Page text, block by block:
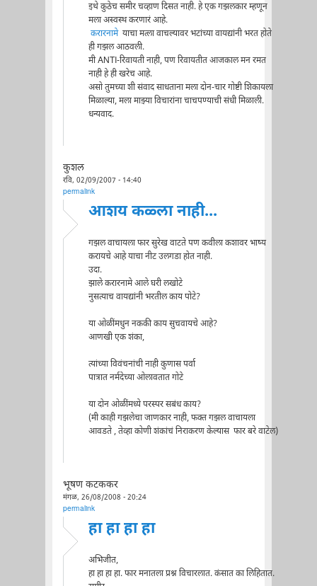
इथे कुठेच समीर चव्हाण दिसत नाही. हे एक गझलकार म्हणून
मला अस्वस्थ करणारं आहे.
करारनामेयाचा मत्ला वाचल्यावर भटांच्या वायद्यांनी भरत होते
ही गझल आठवली.
मी ANTI-रिवायती नाही, पण रिवायतीत आजकाल मन रमत
नाही हे ही खरेच आहे.
असो तुमच्या शी संवाद साधताना मला दोन-चार गोष्टी शिकायला
मिळाल्या, मला माझ्या विचारांना चाचपण्याची संधी मिळाली.
धन्यवाद.
कुशल
रवि, 02/09/2007 - 14:40
permalink
आशय कळ्ला नाही...
गझल वाचायला फार सुरेख वाटते पण कवीला कशावर भाष्य
करायचे आहे याचा नीट उलगडा होत नाही.
उदा.
झाले करारनामे आले घरी लखोटे
नुसत्याच वायद्यांनी भरतील काय पोटे?
या ओळींमधुन नककी काय सुचवायचे आहे?
आणखी एक शंका,
त्यांच्या विवंचनांची नाही कुणास पर्वा
पात्रात नर्मदेच्या ओलावतात गोटे
या दोन ओळींमध्ये परस्पर सबंध काय?
(मी काही गझलेचा जाणकार नाही, फक्त गझल वाचायला
आवडते , तेव्हा कोणी शंकांचं निराकरण केल्यास फार बरे वाटेल)
भूषण कटककर
मंगळ, 26/08/2008 - 20:24
permalink
हा हा हा हा
अभिजीत,
हा हा हा हा. फार मनातला प्रश्न विचारलात. कंसात का लिहितात.